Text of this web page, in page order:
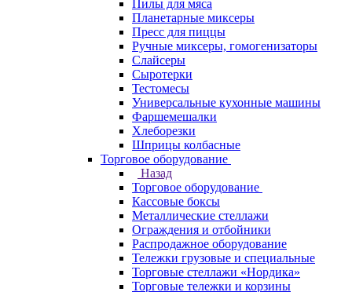
Пилы для мяса
Планетарные миксеры
Пресс для пиццы
Ручные миксеры, гомогенизаторы
Слайсеры
Сыротерки
Тестомесы
Универсальные кухонные машины
Фаршемешалки
Хлеборезки
Шприцы колбасные
Торговое оборудование
Назад
Торговое оборудование
Кассовые боксы
Металлические стеллажи
Ограждения и отбойники
Распродажное оборудование
Тележки грузовые и специальные
Торговые стеллажи «Нордика»
Торговые тележки и корзины